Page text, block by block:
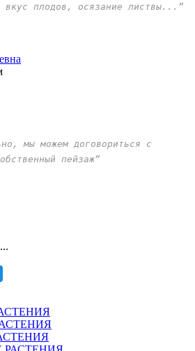
вкус плодов, осязание листвы...”
мы можем договориться с
пейзаж”